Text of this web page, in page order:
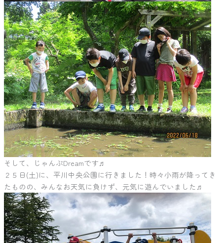
そして、じゃんぷDreamです♬
２５日(土)に、平川中央公園に行きました！時々小雨が降ってき
たものの、みんなお天気に負けず、元気に遊んでいました♬